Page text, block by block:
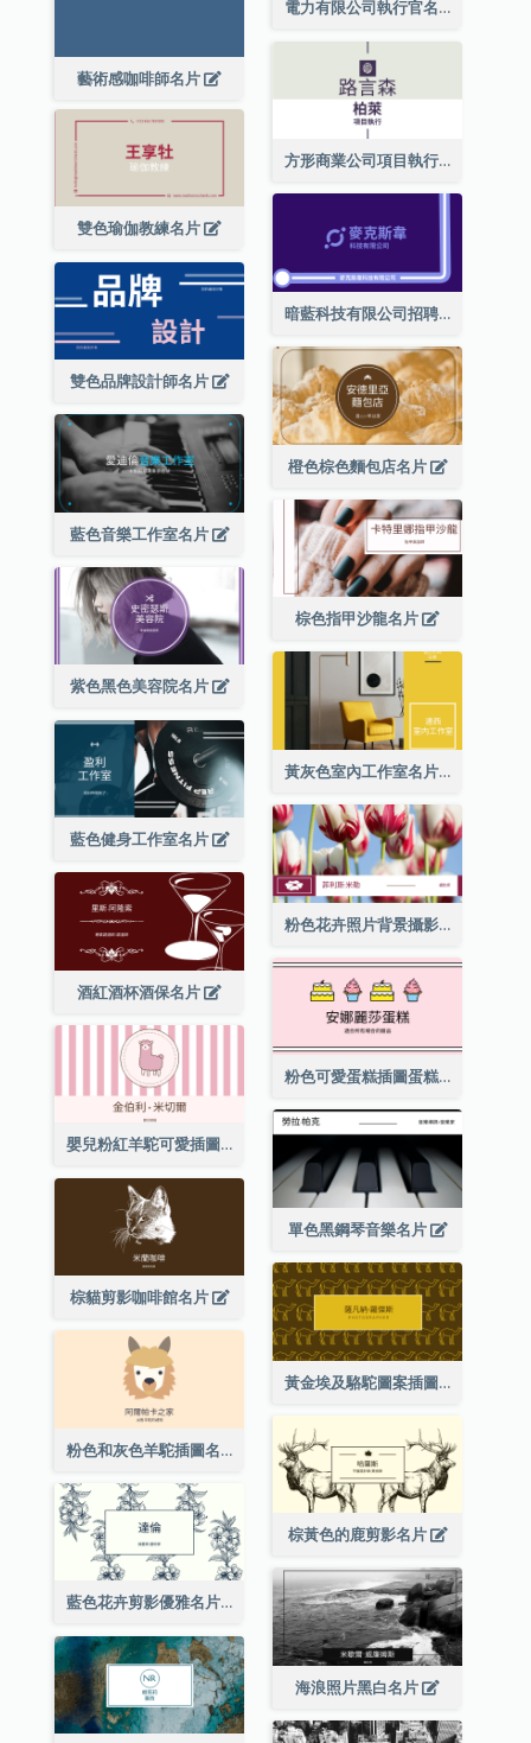
藝術感咖啡師名片
電力有限公司執行官名片
方形商業公司項目執行總監名片
雙色瑜伽教練名片
暗藍科技有限公司招聘經理名片
雙色品牌設計師名片
橙色棕色麵包店名片
藍色音樂工作室名片
棕色指甲沙龍名片
紫色黑色美容院名片
黃灰色室內工作室名片
藍色健身工作室名片
粉色花卉照片背景攝影師名片
酒紅酒杯酒保名片
粉色可愛蛋糕插圖蛋糕店名片
嬰兒粉紅羊駝可愛插圖名片
單色黑鋼琴音樂名片
棕貓剪影咖啡館名片
黃金埃及駱駝圖案插圖名片
粉色和灰色羊駝插圖名片
棕黃色的鹿剪影名片
藍色花卉剪影優雅名片
海浪照片黑白名片